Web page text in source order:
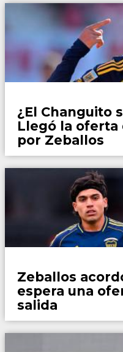
¿El Changuito
Llegó la oferta
por Zeballos
Zeballos
espera una
salida